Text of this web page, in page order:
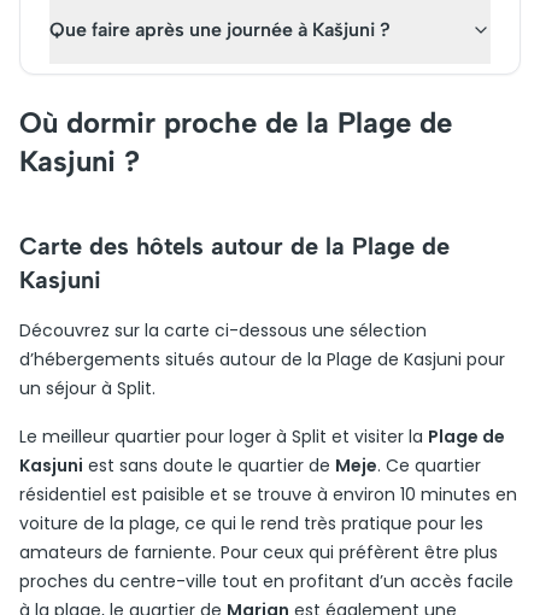
Que faire après une journée à Kašjuni ?
Où dormir proche de la Plage de
Kasjuni ?
Carte des hôtels autour de la Plage de
Kasjuni
Découvrez sur la carte ci-dessous une sélection
d’hébergements situés autour de la Plage de Kasjuni pour
un séjour à Split.
Le meilleur quartier pour loger à Split et visiter la Plage de
Kasjuni est sans doute le quartier de Meje. Ce quartier
résidentiel est paisible et se trouve à environ 10 minutes en
voiture de la plage, ce qui le rend très pratique pour les
amateurs de farniente. Pour ceux qui préfèrent être plus
proches du centre-ville tout en profitant d’un accès facile
à la plage, le quartier de Marjan est également une